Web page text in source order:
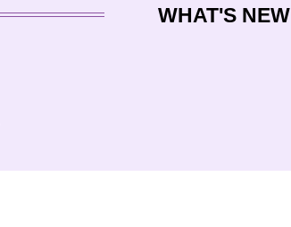
WHAT'S NEW